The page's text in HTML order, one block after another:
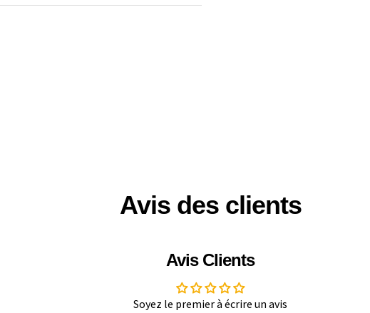
Avis des clients
Avis Clients
Soyez le premier à écrire un avis